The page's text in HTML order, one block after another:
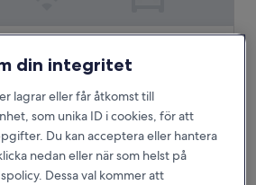
177 recensioner)
Priset
är
1 296 kr
1 296 kr
inklusive skatter och avgifter
16 aug. – 17 aug.
din integritet
lagrar eller får åtkomst till
som unika ID i cookies, för att
Du kan acceptera eller hantera
nedan eller när som helst på
Dessa val kommer att